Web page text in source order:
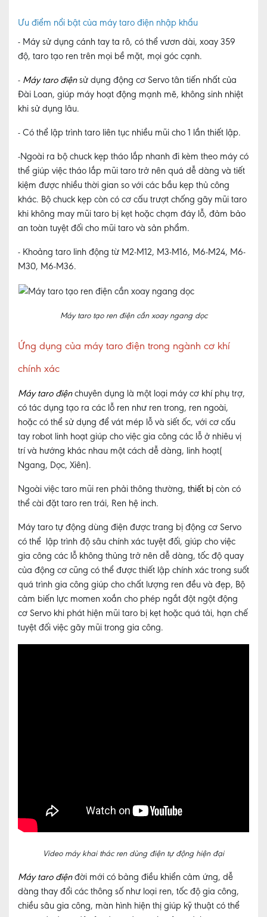
Ưu điểm nổi bật của máy taro điện nhập khẩu
- Máy sử dụng cánh tay ta rô, có thể vươn dài, xoay 359
độ, taro tạo ren trên mọi bề mặt, mọi góc cạnh.
- Máy taro điệnsử dụng động cơ Servo tân tiến nhất của
Đài Loan, giúp máy hoạt động mạnh mẽ, không sinh nhiệt
khi sử dụng lâu.
- Có thể lập trình taro liên tục nhiều mũi cho 1 lần thiết lập.
-Ngoài ra bộ chuck kẹp tháo lắp nhanh đi kèm theo máy có
thể giúp việc tháo lắp mũi taro trở nên quá dễ dàng và tiết
kiệm được nhiều thời gian so với các bầu kẹp thủ công
khác. Bộ chuck kẹp còn có cơ cấu trượt chống gãy mũi taro
khi không may mũi taro bị kẹt hoặc chạm đáy lỗ, đảm bảo
an toàn tuyệt đối cho mũi taro và sản phẩm.
- Khoảng taro linh động từ M2-M12, M3-M16, M6-M24, M6-
M30, M6-M36.
Máy taro tạo ren điện cần xoay ngang dọc
Ứng dụng của máy taro điện trong ngành cơ khí
chính xác
Máy taro điệnchuyên dụng là một loại máy cơ khí phụ trợ,
có tác dụng tạo ra các lỗ ren như ren trong, ren ngoài,
hoặc có thể sử dụng để vát mép lỗ và siết ốc, với cơ cấu
tay robot linh hoạt giúp cho việc gia công các lỗ ở nhiêu vị
trí và hướng khác nhau một cách dễ dàng, linh hoạt(
Ngang, Dọc, Xiên).
Ngoài việc taro mũi ren phải thông thường, thiết bị còn có
thể cài đặt taro ren trái, Ren hệ inch.
Máy taro tự động dùng điện được trang bị động cơ Servo
có thể lập trình độ sâu chính xác tuyệt đối, giúp cho việc
gia công các lỗ không thủng trở nên dễ dàng, tốc độ quay
của động cơ cũng có thể được thiết lập chính xác trong suốt
quá trình gia công giúp cho chất lượng ren đều và đẹp, Bộ
cảm biến lực momen xoắn cho phép ngắt đột ngột động
cơ Servo khi phát hiện mũi taro bị kẹt hoặc quá tải, hạn chế
tuyệt đối việc gãy mũi trong gia công.
Video máy khai thác ren dùng điện tự động hiện đại
Máy taro điệnđời mới có bảng điều khiển cảm ứng, dễ
dàng thay đổi các thông số như loại ren, tốc độ gia công,
chiều sâu gia công, màn hình hiện thị giúp kỹ thuật có thể